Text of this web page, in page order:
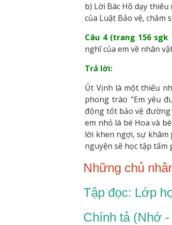
b) Lời Bác Hồ dạy
của Luật Bảo vệ, chăm
Câu 4 (trang 156
nghĩ của em về nhân
Trả lời:
Út Vịnh là một thiếu
phong trào "Em yêu
động tốt bảo vệ đường
em nhỏ là bé Hoa và
lời khen ngợi, sự khâm
nguyện sẽ học tập tấm
Những chủ
Tập đọc: Lớp
Chính tả (Nhớ